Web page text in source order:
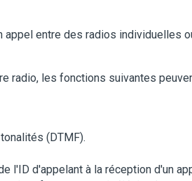
appel entre des radios individuelles
radio, les fonctions suivantes
(DTMF).
l'ID d'appelant à la réception d'un